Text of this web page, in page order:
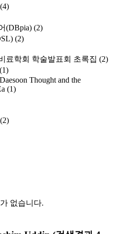
(4)
(DBpia) (2)
(2)
료학회 학술발표회 초록집 (2)
(1)
Thought and the
(1)
(2)
없습니다.